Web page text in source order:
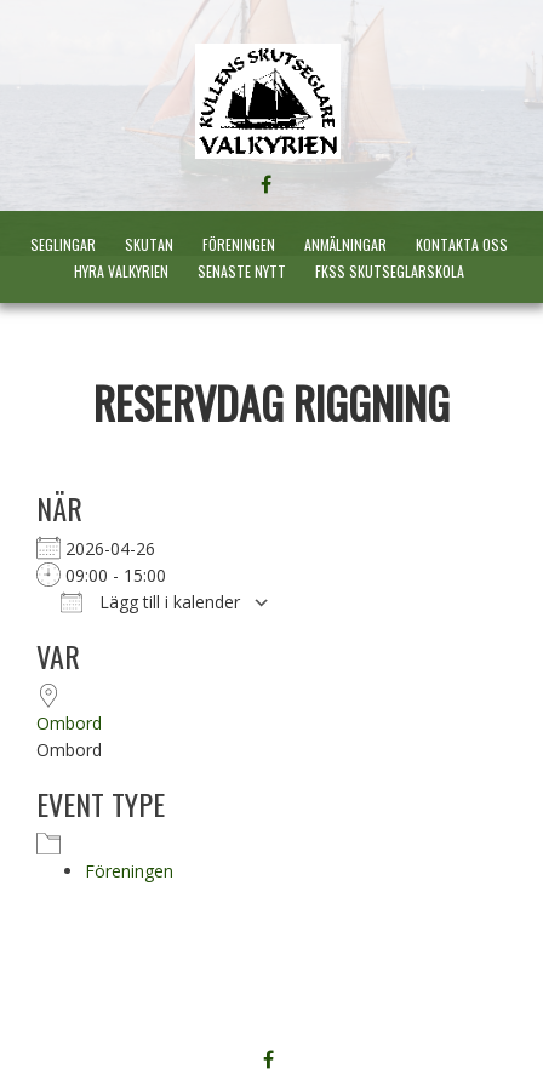
FÖLJ
OSS
PÅ
FACEBOOK
SEGLINGAR SKUTAN FÖRENINGEN ANMÄLNINGAR
KONTAKTA OSS
HYRA VALKYRIEN
SENASTE NYTT FKSS SKUTSEGLARSKOLA
RESERVDAG RIGGNING
NÄR
2026-04-26
09:00 - 15:00
Lägg till i kalender
VAR
Ombord
Ombord
EVENT TYPE
Föreningen
FÖLJ